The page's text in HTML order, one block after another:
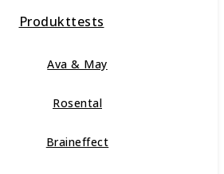
Produkttests
Ava & May
Rosental
Braineffect